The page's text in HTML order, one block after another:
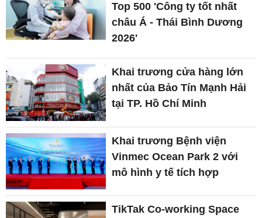
Top 500 'Công ty tốt nhất
châu Á - Thái Bình Dương
2026'
Khai trương cửa hàng lớn
nhất của Bảo Tín Mạnh Hải
tại TP. Hồ Chí Minh
Khai trương Bệnh viện
Vinmec Ocean Park 2 với
mô hình y tế tích hợp
TikTak Co-working Space